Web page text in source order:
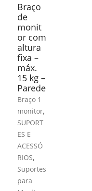
Braço
de
monit
or com
altura
fixa –
máx.
15 kg –
Parede
Braço 1
monitor,
SUPORT
ES E
ACESSÓ
RIOS,
Suportes
para